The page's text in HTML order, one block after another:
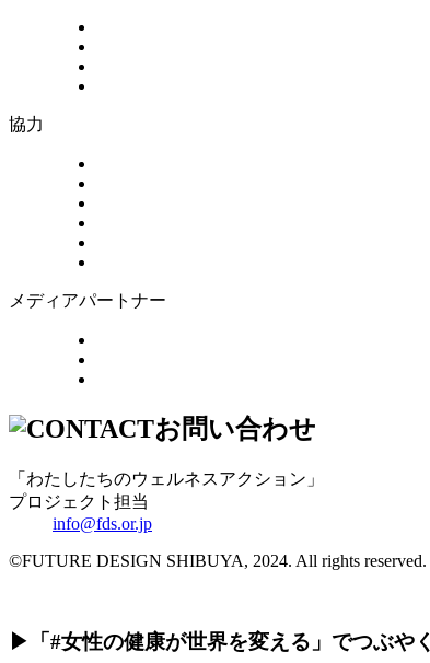
協力
メディアパートナー
お問い合わせ
「わたしたちのウェルネスアクション」
プロジェクト担当
info@fds.or.jp
©FUTURE DESIGN SHIBUYA, 2024. All rights reserved.
▶︎「#女性の健康が世界を変える」でつぶやく